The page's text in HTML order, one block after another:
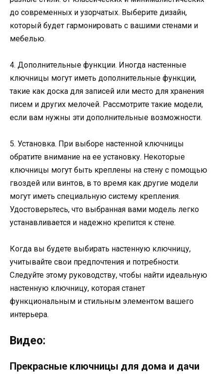
до современных и узорчатых. Выберите дизайн,
который будет гармонировать с вашими стенами и
мебелью.
4. Дополнительные функции. Иногда настенные
ключницы могут иметь дополнительные функции,
такие как доска для записей или место для хранения
писем и других мелочей. Рассмотрите такие модели,
если вам нужны эти дополнительные возможности.
5. Установка. При выборе настенной ключницы
обратите внимание на ее установку. Некоторые
ключницы могут быть креплены на стену с помощью
гвоздей или винтов, в то время как другие модели
могут иметь специальную систему крепления.
Удостоверьтесь, что выбранная вами модель легко
устанавливается и надежно крепится к стене.
Когда вы будете выбирать настенную ключницу,
учитывайте свои предпочтения и потребности.
Следуйте этому руководству, чтобы найти идеальную
настенную ключницу, которая станет
функциональным и стильным элементом вашего
интерьера.
Видео:
Прекрасные ключницы для дома и дачи